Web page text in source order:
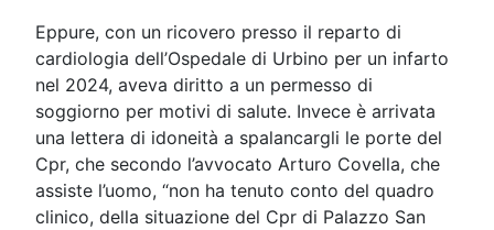
Eppure, con un ricovero presso il reparto di
cardiologia dell’Ospedale di Urbino per un infarto
nel 2024, aveva diritto a un permesso di
soggiorno per motivi di salute. Invece è arrivata
una lettera di idoneità a spalancargli le porte del
Cpr, che secondo l’avvocato Arturo Covella, che
assiste l’uomo, “non ha tenuto conto del quadro
clinico, della situazione del Cpr di Palazzo San